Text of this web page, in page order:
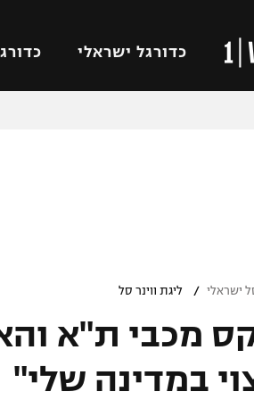
כדורגל ישראלי
– פודקאסט
מכבי
בית"ר
ישראלי / ליגת ווינר סל
מכבי ת"א
במדינה שלי"